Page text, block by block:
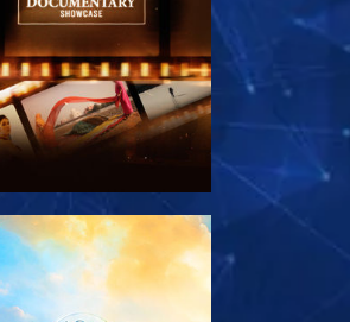
UTFORSK SERIEN